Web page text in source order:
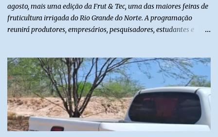
agosto, mais uma edição da Frut & Tec, uma das maiores feiras de
fruticultura irrigada do Rio Grande do Norte. A programação
reunirá produtores, empresários, pesquisadores, estudantes e
instituições e tecnologias voltadas ao setor. Além das atividades
técnicas, a feira contará com programação cultural. No dia 20 de
agosto, o público poderá prestigiar o show de humor com Mução,
seguido de apresentação musical de Vê Barreto. A Frut & Tec
reforça a importância do Distrito de Irrigação do Baixo Açu como
referência na fruticultura irrigada, promovendo conhecimento,